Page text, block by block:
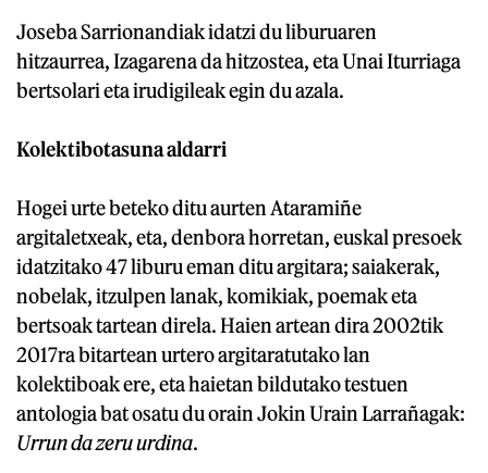
Joseba Sarrionandiak idatzi du liburuaren
hitzaurrea, Izagarena da hitzostea, eta Unai Iturriaga
bertsolari eta irudigileak egin du azala.
Kolektibotasuna aldarri
Hogei urte beteko ditu aurten Ataramiñe
argitaletxeak, eta, denbora horretan, euskal presoek
idatzitako 47 liburu eman ditu argitara; saiakerak,
nobelak, itzulpen lanak, komikiak, poemak eta
bertsoak tartean direla. Haien artean dira 2002tik
2017ra bitartean urtero argitaratutako lan
kolektiboak ere, eta haietan bildutako testuen
antologia bat osatu du orain Jokin Urain Larrañagak:
Urrun da zeru urdina.